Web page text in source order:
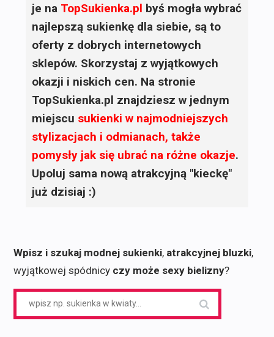
je na TopSukienka.pl byś mogła wybrać
najlepszą sukienkę dla siebie, są to
oferty z dobrych internetowych
sklepów. Skorzystaj z wyjątkowych
okazji i niskich cen. Na stronie
TopSukienka.pl znajdziesz w jednym
miejscu sukienki w najmodniejszych
stylizacjach i odmianach, także
pomysły jak się ubrać na różne okazje.
Upoluj sama nową atrakcyjną "kieckę"
już dzisiaj :)
Wpisz i szukaj modnej sukienki, atrakcyjnej bluzki,
wyjątkowej spódnicy czy może sexy bielizny?